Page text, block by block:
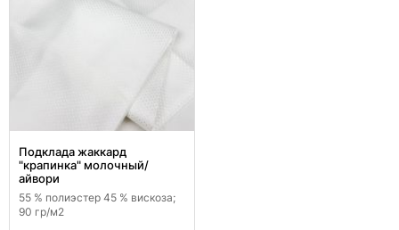
Подклада жаккард
"крапинка" молочный/
айвори
55 % полиэстер 45 % вискоза;
90 гр/м2